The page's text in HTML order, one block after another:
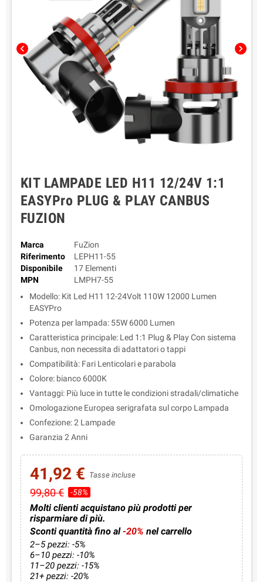
chevron_left chevron_right
KIT LAMPADE LED H11 12/24V 1:1
EASYPro PLUG & PLAY CANBUS
FUZION
Marca
FuZion
Riferimento
LEPH11-55
Disponibile
17 Elementi
MPN
LMPH7-55
Modello: Kit Led H11 12-24Volt 110W 12000 Lumen
EASYPro
Potenza per lampada: 55W 6000 Lumen
Caratteristica principale: Led 1:1 Plug & Play Con sistema
Canbus, non necessita di adattatori o tappi
Compatibilità: Fari Lenticolari e parabola
Colore: bianco 6000K
Vantaggi: Più luce in tutte le condizioni stradali/climatiche
Omologazione Europea serigrafata sul corpo Lampada
Confezione: 2 Lampade
Garanzia 2 Anni
41,92 € Tasse incluse
99,80 € -58%
Molti clienti acquistano più prodotti per
risparmiare di più.
Sconti quantità fino al-20% nel carrello
2–5 pezzi: -5%
6–10 pezzi: -10%
11–20 pezzi: -15%
21+ pezzi: -20%